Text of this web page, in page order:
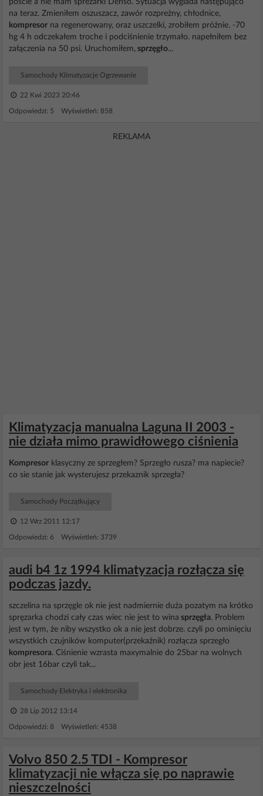
poście a nie mam spreżarki Denso. Sytuacja wyglada następująco
na teraz. Zmieniłem oszuszacz, zawór rozpreżny, chłodnice,
kompresor na regenerowany, oraz uszczelki, zrobiłem próżnie. -70
hg 4 h odczekałem troche i podciśnienie trzymało. napełniłem bez
załączenia na 50 psi. Uruchomiłem, sprzęgło...
Samochody Klimatyzacje Ogrzewanie
22 Kwi 2023 20:46
Odpowiedzi: 5 Wyświetleń: 858
REKLAMA
Klimatyzacja manualna Laguna II 2003 -
nie działa mimo prawidłowego ciśnienia
Kompresor klasyczny ze sprzegłem? Sprzegło rusza? ma napiecie?
co sie stanie jak wysterujesz przekaznik sprzegła?
Samochody Początkujący
12 Wrz 2011 12:17
Odpowiedzi: 6 Wyświetleń: 3739
audi b4 1z 1994 klimatyzacja rozłącza się
podczas jazdy.
szczelina na sprzęgle ok nie jest nadmiernie duża pozatym na krótko
spręzarka chodzi cały czas wiec nie jest to wina sprzęgła. Problem
jest w tym, że niby wszystko ok a nie jest dobrze. czyli po ominięciu
wszystkich czujników komputer(przekaźnik) rozłącza sprzegło
kompresora. Ciśnienie wzrasta maxymalnie do 25bar na wolnych
obr jest 16bar czyli tak...
Samochody Elektryka i elektronika
28 Lip 2012 13:14
Odpowiedzi: 8 Wyświetleń: 4538
Volvo 850 2.5 TDI - Kompresor
klimatyzacji nie włącza się po naprawie
nieszczelności